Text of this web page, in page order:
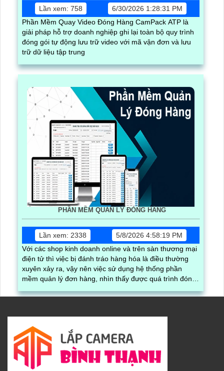
Lần xem: 758
6/30/2026 1:28:31 PM
Phần Mềm Quay Video Đóng Hàng CamPack ATP là
giải pháp hỗ trợ doanh nghiệp ghi lại toàn bộ quy trình
đóng gói tự động lưu trữ video với mã vận đơn và lưu
trữ dữ liệu tập trung
PHẦN MỀM QUẢN LÝ ĐÓNG HÀNG
Lần xem: 2338
5/8/2026 4:58:19 PM
Với các shop kinh doanh online và trên sàn thương mại
điện tử thì việc bị đánh tráo hàng hóa là điều thường
xuyên xảy ra, vậy nên việc sử dụng hệ thống phần
mềm quản lý đơn hàng, nhìn thấy được quá trình đóng
được ghi lại một cách dễ dàng